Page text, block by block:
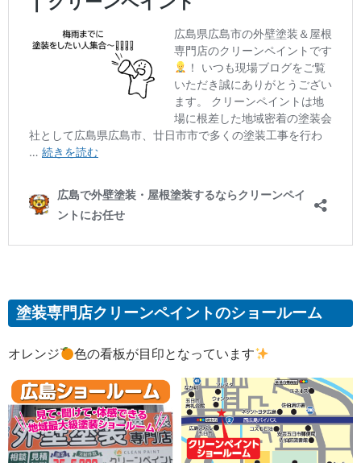
塗装専門店クリーンペイントのショールーム
オレンジ 色の看板が目印となっています